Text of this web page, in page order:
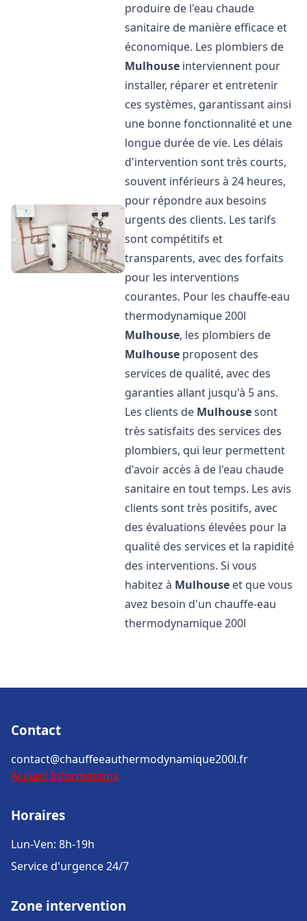
produire de l'eau chaude
sanitaire de manière efficace et
économique. Les plombiers de
Mulhouse interviennent pour
installer, réparer et entretenir
ces systèmes, garantissant ainsi
une bonne fonctionnalité et une
longue durée de vie. Les délais
d'intervention sont très courts,
souvent inférieurs à 24 heures,
pour répondre aux besoins
urgents des clients. Les tarifs
sont compétitifs et
transparents, avec des forfaits
pour les interventions
courantes. Pour les chauffe-eau
thermodynamique 200l
Mulhouse, les plombiers de
Mulhouse proposent des
services de qualité, avec des
garanties allant jusqu'à 5 ans.
Les clients de Mulhousesont
très satisfaits des services des
plombiers, qui leur permettent
d'avoir accès à de l'eau chaude
sanitaire en tout temps. Les avis
clients sont très positifs, avec
des évaluations élevées pour la
qualité des services et la rapidité
des interventions. Si vous
habitez à Mulhouse et que vous
avez besoin d'un chauffe-eau
thermodynamique 200l
Contact
contact@chauffeeauthermodynamique200l.fr
Accueil Informations
Horaires
Lun-Ven: 8h-19h
Service d'urgence 24/7
Zone intervention